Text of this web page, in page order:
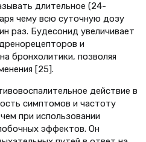
длительное (24-
чему всю суточную дозу
раз. Будесонид увеличивает
и
бронхолитики, позволяя
[25].
действие в
симптомов и частоту
при использовании
эффектов. Он